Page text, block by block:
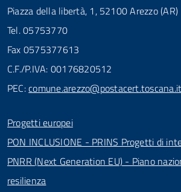
Piazza della libertà, 1, 52100 Arezzo (AR)
Tel. 05753770
Fax 0575377613
C.F./P.IVA: 00176820512
PEC:comune.arezzo@postacert.toscana.it
Progetti europei
PON INCLUSIONE - PRINS Progetti di
PNRR (Next Generation EU) - Piano
resilienza